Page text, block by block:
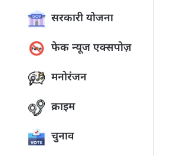
सरकारी योजना
फेक न्यूज एक्सपोज़
मनोरंजन
क्राइम
चुनाव